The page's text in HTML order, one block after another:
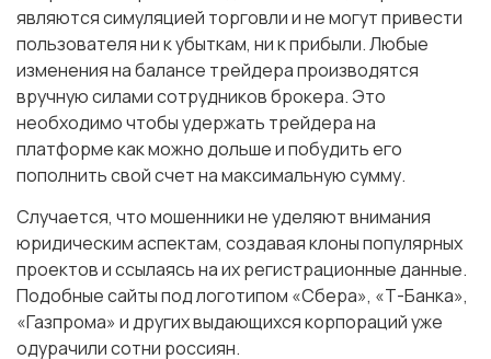
являются симуляцией торговли и не могут привести
пользователя ни к убыткам, ни к прибыли. Любые
изменения на балансе трейдера производятся
вручную силами сотрудников брокера. Это
необходимо чтобы удержать трейдера на
платформе как можно дольше и побудить его
пополнить свой счет на максимальную сумму.
Случается, что мошенники не уделяют внимания
юридическим аспектам, создавая клоны популярных
проектов и ссылаясь на их регистрационные данные.
Подобные сайты под логотипом «Сбера», «Т-Банка»,
«Газпрома» и других выдающихся корпораций уже
одурачили сотни россиян.